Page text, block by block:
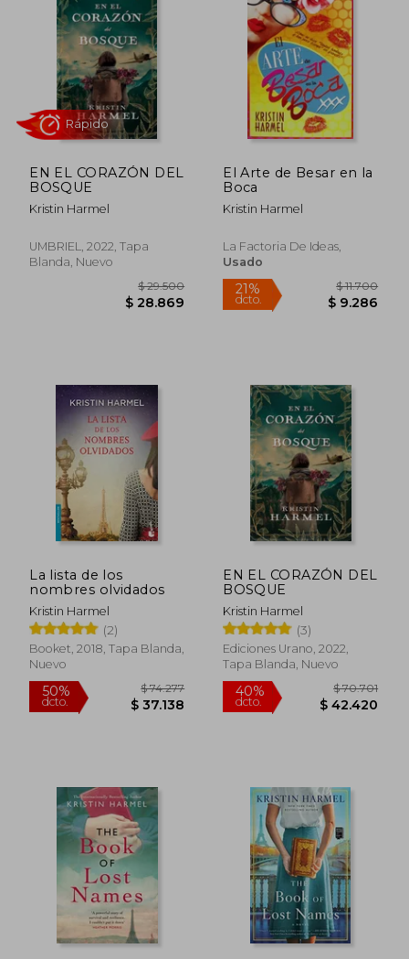
EN EL CORAZÓN DEL
BOSQUE
Kristin Harmel
UMBRIEL, 2022, Tapa
Blanda, Nuevo
$ 28.869
El Arte de Besar en la
Boca
Kristin Harmel
La Factoria De Ideas,
Usado
21%
dcto.
La lista de los
nombres olvidados
Kristin Harmel
(2)
Booket, 2018, Tapa Blanda,
Nuevo
50%
dcto. $ 37.138
EN EL CORAZÓN DEL
BOSQUE
Kristin Harmel
(3)
Ediciones Urano, 2022,
Tapa Blanda, Nuevo
40%
dcto.